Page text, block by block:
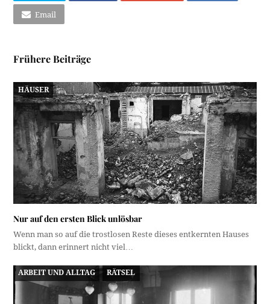
Email
Frühere Beiträge
HÄUSER
Nur auf den ersten Blick unlösbar
Wenn man so auf die trostlosen Reste dieses entkernten Hauses
blickt, dann erinnert nicht viel…
ARBEIT UND ALLTAG RÄTSEL